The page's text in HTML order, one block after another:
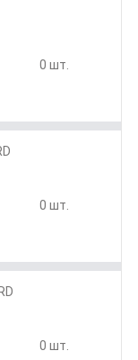
0 шт.
0 шт.
0 шт.